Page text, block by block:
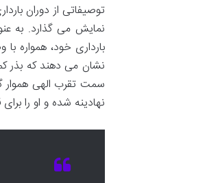
توصیفاتی از دوران
نمایش می گذارد. به
بارداری خود، همواره
نشان می دهند که بذر
سمت تقرب الهی هموار
نهادینه شده و او را